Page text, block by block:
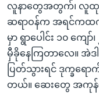
လူနာတွေအတွက်၊ လူထု
ဆရာဝန်က အရင်ကထ
မှာ ရွာပေါင်း ၁၀ ကျ
မှီခိုနေကြတာလေ။ အဲ
ပြတ်သွားရင် ဒုက္ခရေ
တယ်။ ဆေးတွေ အကုန်